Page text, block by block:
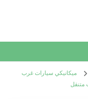
ميكانيكي سيارات غرب